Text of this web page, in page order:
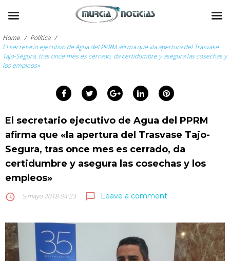
Skip
to
content
Home / Política /
El secretario ejecutivo de Agua del PPRM afirma que «la apertura del Trasvase
Tajo-Segura, tras once mes es cerrado, da certidumbre y asegura las cosechas y
los empleos»
FacebookTwitterGoogle+LinkedInPinterest
El secretario ejecutivo de Agua del PPRM
afirma que «la apertura del Trasvase Tajo-
Segura, tras once mes es cerrado, da
certidumbre y asegura las cosechas y los
empleos»
access_time 5 mayo 2018 04:23 chat_bubble_outline Leave a comment